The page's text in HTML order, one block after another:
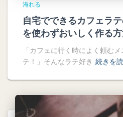
淹れる
自宅でできるカフェラ
を使わずおいしく作る
「カフェに行く時によく頼む
テ！」そんなラテ好き 続きを